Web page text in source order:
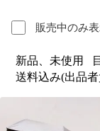
販売中のみ
新品、未使用
送料込み(出品